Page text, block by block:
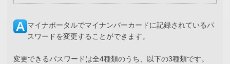
マイナポータルでマイナンバーカードに記録されているパ
スワードを変更することができます。
変更できるパスワードは全4種類のうち、以下の3種類です。